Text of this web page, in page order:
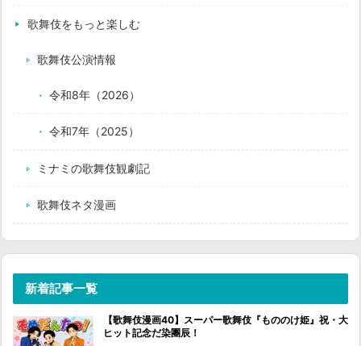
歌舞伎をもっと楽しむ
歌舞伎公演情報
令和8年（2026）
令和7年（2025）
ミナミの歌舞伎観劇記
歌舞伎ネタ漫画
新着記事一覧
【歌舞伎漫画40】スーパー歌舞伎『もののけ姫』祝・大
ヒット記念だ染團辰！